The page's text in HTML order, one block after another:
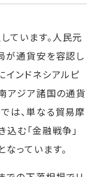
ています。人民元
が通貨安を容認し
インドネシアルピ
アジア諸国の通貨
は、単なる貿易摩
込む「金融戦争」
っています。